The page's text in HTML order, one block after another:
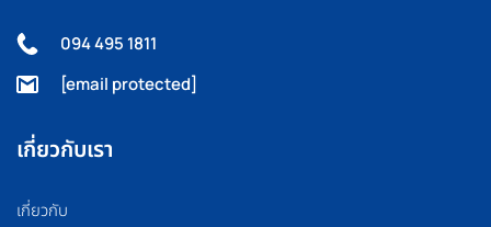
094 495 1811
[email protected]
เกี่ยวกับเรา
เกี่ยวกับ